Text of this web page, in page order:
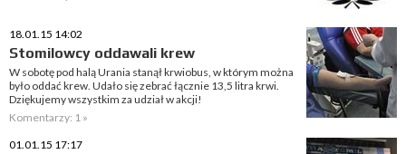
18.01.15 14:02
Stomilowcy oddawali krew
W sobotę pod halą Urania stanął krwiobus, w którym można
było oddać krew. Udało się zebrać łącznie 13,5 litra krwi.
Dziękujemy wszystkim za udział w akcji!
Komentarzy: 1 »
01.01.15 17:17